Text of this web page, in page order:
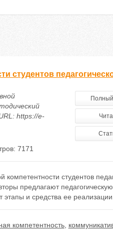
студентов
https://e-
Полный
7171
студентов
предлагают
и средства ее реализации.
компетентность,